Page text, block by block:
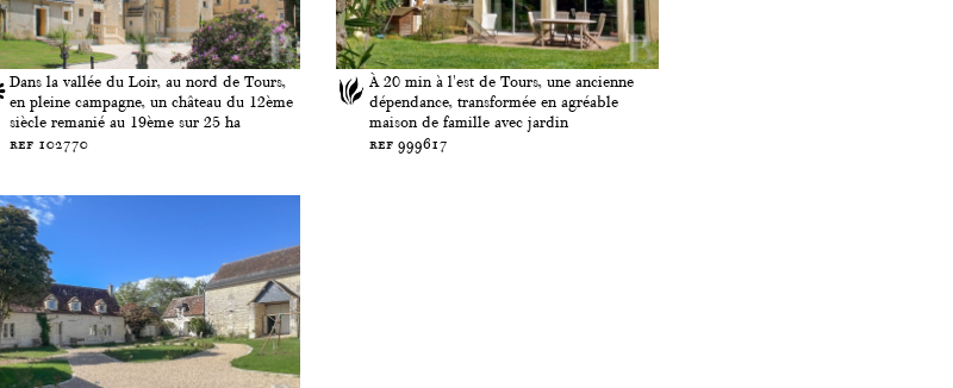
Dans la vallée du Loir, au nord de Tours,
en pleine campagne, un château du 12ème
siècle remanié au 19ème sur 25 ha
ref 102770
À 20 min à l'est de Tours, une ancienne
dépendance, transformée en agréable
maison de famille avec jardin
ref 999617